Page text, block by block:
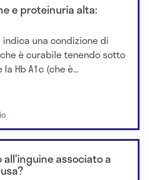
e proteinuria alta:
una condizione di
è curabile tenendo sotto
Hb A1c (che è...
associato a